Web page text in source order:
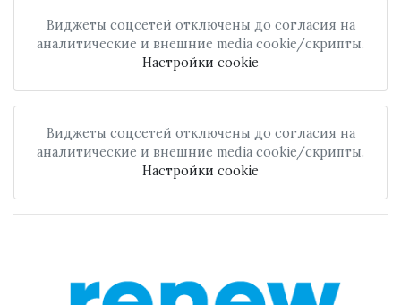
Виджеты соцсетей отключены до согласия на
аналитические и внешние media cookie/скрипты.
Настройки cookie
Виджеты соцсетей отключены до согласия на
аналитические и внешние media cookie/скрипты.
Настройки cookie